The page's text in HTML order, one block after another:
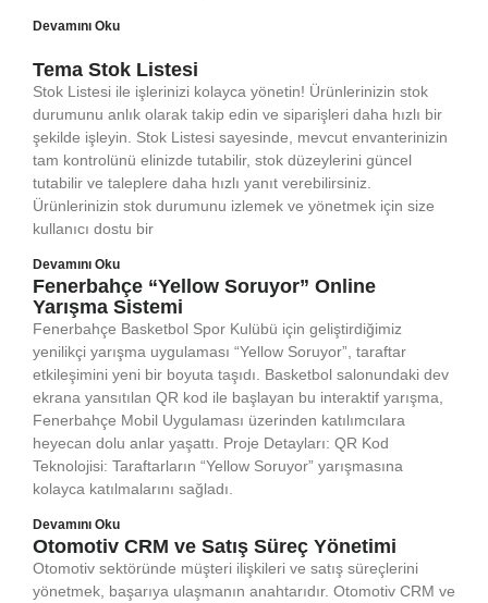
Devamını Oku
Tema Stok Listesi
Stok Listesi ile işlerinizi kolayca yönetin! Ürünlerinizin stok
durumunu anlık olarak takip edin ve siparişleri daha hızlı bir
şekilde işleyin. Stok Listesi sayesinde, mevcut envanterinizin
tam kontrolünü elinizde tutabilir, stok düzeylerini güncel
tutabilir ve taleplere daha hızlı yanıt verebilirsiniz.
Ürünlerinizin stok durumunu izlemek ve yönetmek için size
kullanıcı dostu bir
Devamını Oku
Fenerbahçe “Yellow Soruyor” Online
Yarışma Sistemi
Fenerbahçe Basketbol Spor Kulübü için geliştirdiğimiz
yenilikçi yarışma uygulaması “Yellow Soruyor”, taraftar
etkileşimini yeni bir boyuta taşıdı. Basketbol salonundaki dev
ekrana yansıtılan QR kod ile başlayan bu interaktif yarışma,
Fenerbahçe Mobil Uygulaması üzerinden katılımcılara
heyecan dolu anlar yaşattı. Proje Detayları: QR Kod
Teknolojisi: Taraftarların “Yellow Soruyor” yarışmasına
kolayca katılmalarını sağladı.
Devamını Oku
Otomotiv CRM ve Satış Süreç Yönetimi
Otomotiv sektöründe müşteri ilişkileri ve satış süreçlerini
yönetmek, başarıya ulaşmanın anahtarıdır. Otomotiv CRM ve